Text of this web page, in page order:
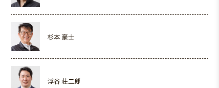
杉本 豪士
浮谷 荘二郎